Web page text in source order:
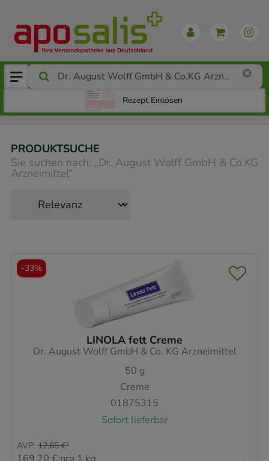
Rezept Einlösen
PRODUKTSUCHE
Sie suchen nach: „Dr. August Wolff GmbH & Co.KG
Arzneimittel“
LINOLA fett Creme
Dr. August Wolff GmbH & Co. KG Arzneimittel
50 g
Creme
01875315
Sofort lieferbar
AVP: 12,65 €²
-33%